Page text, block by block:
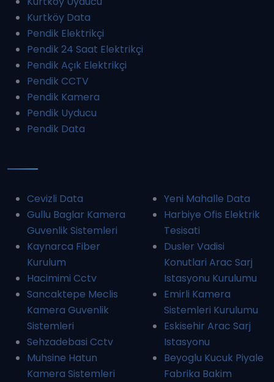
Kurtköy Data
Pendik Elektrikçi
Pendik 24 Saat Elektrikçi
Pendik Açık Elektrikçi
Pendik CCTV
Pendik Kamera
Pendik Uyducu
Pendik Data
Cevizli Data
Gullu Baglar Kamera
Guvenlik Sistemleri
Kaynarca Fiber
Kurulum
Hacimimi Cctv
Sancaktepe Meclis
Kamera Guvenlik
Sistemleri
Sehzadebasi Cctv
Muhsine Hatun
Kamera Sistemleri
Yeni Mahalle Data
Harbiye Ofis Elektrik
Tesisati
Dusler Vadisi
Konutlari Arac Sarj
Istasyonu Kurulumu
Emirli Kamera
Sistemleri Kurulumu
Eskisehir Arac Sarj
Istasyonu
Beyoglu Kucuk Piyale
Fabrika Bakim